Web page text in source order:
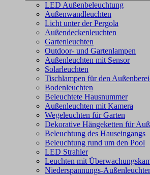
LED Außenbeleuchtung
Außenwandleuchten
Licht unter der Pergola
Außendeckenleuchten
Gartenleuchten
Outdoor- und Gartenlampen
Außenleuchten mit Sensor
Solarleuchten
Tischlampen für den
Bodenleuchten
Beleuchtete Hausnummer
Außenleuchten mit Kamera
Wegeleuchten für Garten
Dekorative Hängeketten für
Beleuchtung des Hauseingangs
Beleuchtung rund um den Pool
LED Strahler
Leuchten mit
Niederspannungs-